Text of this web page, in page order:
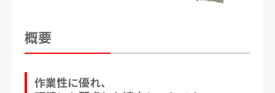
概要
作業性に優れ、